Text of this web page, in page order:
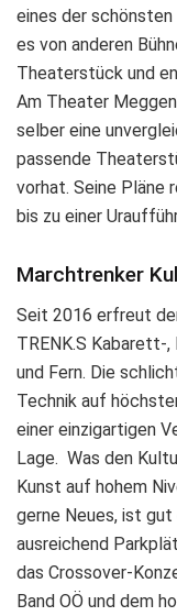
eines der
es von anderen
Theaterstück und
Am Theater
selber eine
passende
vorhat. Seine Pläne
bis zu einer
Marchtrenker
Seit 2016 erfreut
TRENK.S Kabarett-
und Fern. Die
Technik auf
einer einzigartigen
Lage. Was den
Kunst auf hohem
gerne Neues, ist
ausreichend
das Crossover-
Band OÖ und dem